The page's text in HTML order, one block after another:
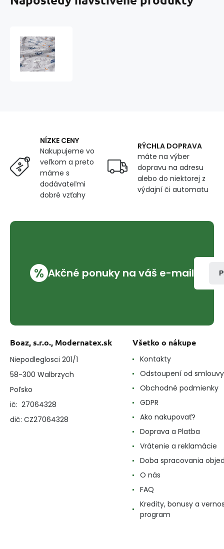
NÍZKE CENY
Nakupujeme vo
veľkom a preto
máme s
dodávateľmi
dobré vzťahy
RÝCHLA DOPRAVA
máte na výber
dopravu na adresu
alebo do niektorej z
výdajní či automatu
% Akčné ponuky na váš e-mail
Boaz, s.r.o., Modernatex.sk
Niepodleglosci 201/1
58-300 Walbrzych
Poľsko
ič: 27064328
dič: CZ27064328
Všetko o nákupe
Kontakty
Odstoupení od smlouvy
Obchodné podmienky
GDPR
Ako nakupovať?
Doprava a Platba
Vrátenie a reklamácie
Doba spracovania
O nás
FAQ
Kredity, bonusy a
program